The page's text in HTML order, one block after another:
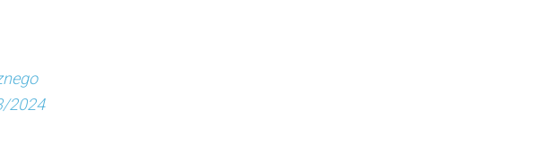
2024